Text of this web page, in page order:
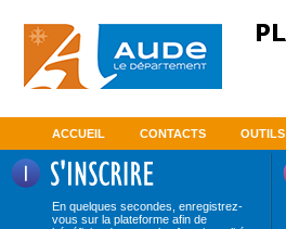
ACCUEIL CONTACTS OUTILS
En quelques secondes, enregistrez-
vous sur la plateforme afin de